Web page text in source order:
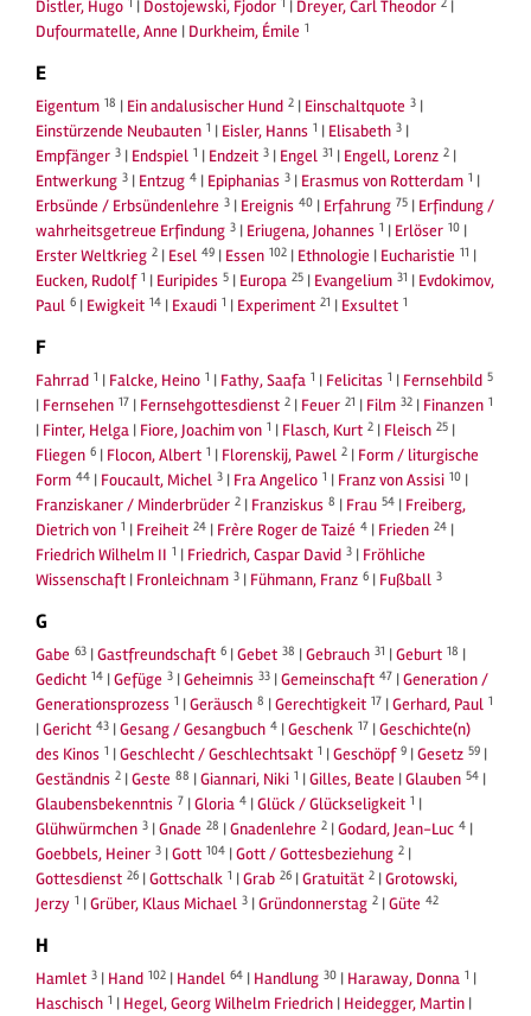
Distler, Hugo
| Dostojewski, Fjodor | Dreyer, Carl Theodor
|
Dufourmatelle, Anne | Durkheim, Émile 1
E
Eigentum 18 | Ein andalusischer Hund 2 | Einschaltquote 3 |
Einstürzende Neubauten 1 | Eisler, Hanns 1 | Elisabeth 3 |
Empfänger 3 | Endspiel 1 | Endzeit 3 | Engel 31 | Engell, Lorenz 2 |
Entwerkung 3 | Entzug 4 | Epiphanias 3 | Erasmus von Rotterdam 1 |
Erbsünde / Erbsündenlehre 3 | Ereignis 40 | Erfahrung 75 | Erfindung /
wahrheitsgetreue Erfindung 3 | Eriugena, Johannes 1 | Erlöser 10 |
Erster Weltkrieg 2 | Esel 49 | Essen 102 | Ethnologie | Eucharistie 11 |
Eucken, Rudolf 1 | Euripides 5 | Europa 25 | Evangelium 31 | Evdokimov,
Paul 6 | Ewigkeit 14 | Exaudi 1 | Experiment 21 | Exsultet 1
F
Fahrrad 1 | Falcke, Heino 1 | Fathy, Saafa 1 | Felicitas 1 | Fernsehbild 5
| Fernsehen 17 | Fernsehgottesdienst 2 | Feuer 21 | Film 32 | Finanzen 1
| Finter, Helga | Fiore, Joachim von 1 | Flasch, Kurt 2 | Fleisch 25 |
Fliegen 6 | Flocon, Albert 1 | Florenskij, Pawel 2 | Form / liturgische
Form 44 | Foucault, Michel 3 | Fra Angelico 1 | Franz von Assisi 10 |
Franziskaner / Minderbrüder 2 | Franziskus 8 | Frau 54 | Freiberg,
Dietrich von 1 | Freiheit 24 | Frère Roger de Taizé 4 | Frieden 24 |
Friedrich Wilhelm II 1 | Friedrich, Caspar David 3 | Fröhliche
Wissenschaft | Fronleichnam 3 | Fühmann, Franz 6 | Fußball 3
G
Gabe 63 |Gastfreundschaft 6 |Gebet 38 |Gebrauch 31 |Geburt 18 |
Gedicht 14 |Gefüge 3 |Geheimnis 33 |Gemeinschaft 47 |Generation /
Generationsprozess 1 |Geräusch 8 |Gerechtigkeit 17 |Gerhard, Paul 1
|Gericht 43 |Gesang / Gesangbuch 4 |Geschenk 17 |Geschichte(n)
des Kinos 1 |Geschlecht / Geschlechtsakt 1 |Geschöpf 9 |Gesetz 59 |
Geständnis 2 |Geste 88 |Giannari, Niki 1 |Gilles, Beate |Glauben 54 |
Glaubensbekenntnis 7 |Gloria 4 |Glück / Glückseligkeit 1 |
Glühwürmchen 3 |Gnade 28 |Gnadenlehre 2 |Godard, Jean-Luc 4 |
Goebbels, Heiner 3 |Gott 104 |Gott / Gottesbeziehung 2 |
Gottesdienst 26 |Gottschalk 1 |Grab 26 |Gratuität 2 |Grotowski,
Jerzy 1 |Grüber, Klaus Michael 3 |Gründonnerstag 2 |Güte 42
H
Hamlet 3 | Hand 102 | Handel 64 | Handlung 30 | Haraway, Donna 1 |
Haschisch 1 | Hegel, Georg Wilhelm Friedrich | Heidegger, Martin |